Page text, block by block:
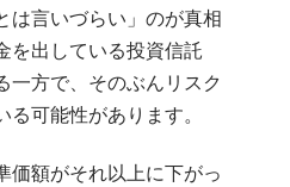
は言いづらい」のが真相
を出している投資信託
一方で、そのぶんリスク
る可能性があります。
価額がそれ以上に下がっ